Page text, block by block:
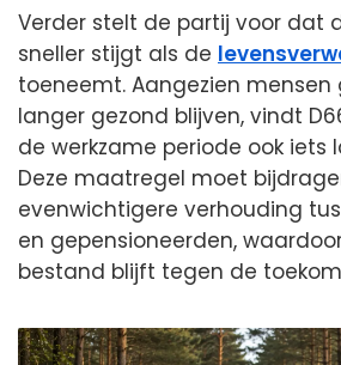
Verder stelt de partij voor dat
sneller stijgt als de
toeneemt. Aangezien
langer gezond blijven, vindt
de werkzame periode ook iets
Deze maatregel moet
evenwichtigere verhouding
en gepensioneerden,
bestand blijft tegen de